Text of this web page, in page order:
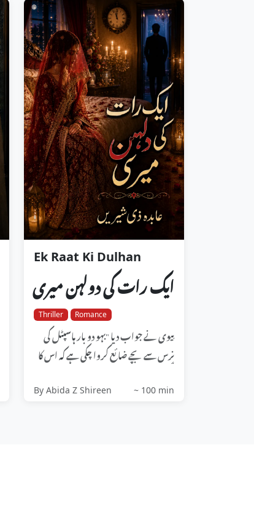
Ek Raat Ki Dulhan
ایک رات کی دولہن میری
Thriller Romance
بیوی نے جواب دیا "بہو دو بار ہاسپٹل کی
نرس سے بچے ضائع کروا چکی ہے کہ اس کا
By Abida Z Shireen ~ 100 min